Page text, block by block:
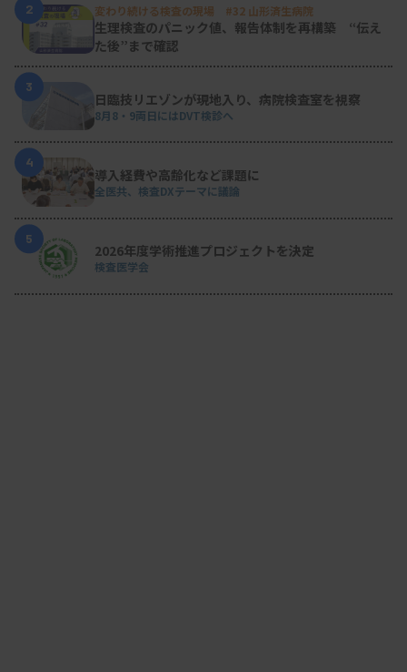
2 変わり続ける検査の現場 #32 山形済生病院
生理検査のパニック値、報告体制を再構築 “伝え
た後”まで確認
3
日臨技リエゾンが現地入り、病院検査室を視察
8月8・9両日にはDVT検診へ
4
導入経費や高齢化など課題に
全医共、検査DXテーマに議論
5
2026年度学術推進プロジェクトを決定
検査医学会